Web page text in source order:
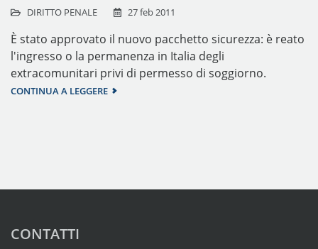
DIRITTO PENALE 27 feb 2011
È stato approvato il nuovo pacchetto sicurezza: è reato
l'ingresso o la permanenza in Italia degli
extracomunitari privi di permesso di soggiorno.
CONTINUA A LEGGERE
CONTATTI